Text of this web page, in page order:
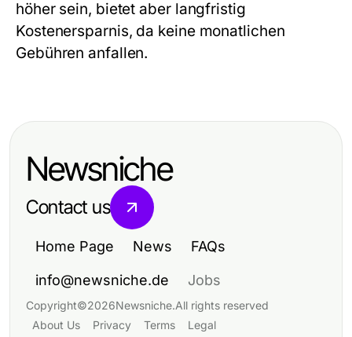
höher sein, bietet aber langfristig
Kostenersparnis, da keine monatlichen
Gebühren anfallen.
Newsniche
Contact us
Home Page News FAQs
info@newsniche.de Jobs
Copyright©2026Newsniche.All rights reserved
About Us
Privacy Terms Legal